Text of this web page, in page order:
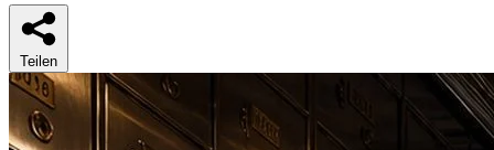
Teilen